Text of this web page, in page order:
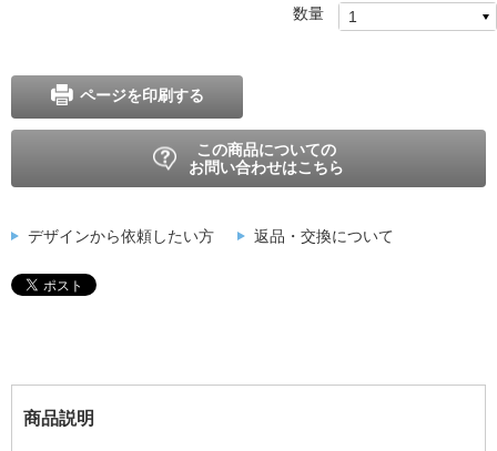
数量
ページを印刷する
この商品についての
お問い合わせはこちら
デザインから依頼したい方 返品・交換について
商品説明